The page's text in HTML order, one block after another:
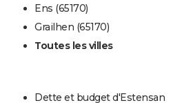
Ens (65170)
Grailhen (65170)
Toutes les villes
Dette et budget d'Estensan